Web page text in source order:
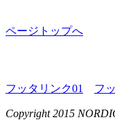
ページトップへ
フッタリンク01 フ
Copyright 2015